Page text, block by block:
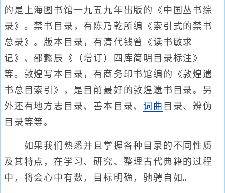
的是上海图书馆一九五九年出版的《中国丛书综
录》。禁书目录，有陈乃乾所编《索引式的禁书
总录》。版本目录，有清代钱曾《读书敏求
记》、邵懿辰《（增订）四库简明目录标注》
等。敦煌写本目录，有商务印书馆编的《敦煌遗
书总目索引》，是目前最好的敦煌遗书目录。另
外还有地方志目录、善本目录、词 曲 目录、辨伪
目录等等。
如果我们熟悉并且掌握各种目录的不同性质
及其特点，在学习、研究、整理古代典籍的过程
中，将会心中有数，目标明确，驰骋自如。